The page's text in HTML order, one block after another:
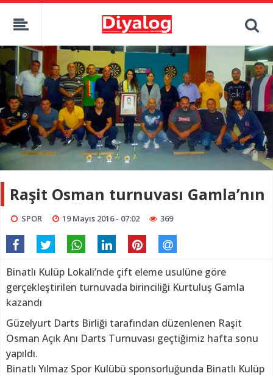
Raşit Osman turnuvası Gamla’nın
SPOR 19 Mayıs 2016 - 07:02 369
Binatlı Kulüp Lokali’nde çift eleme usulüne göre
gerçekleştirilen turnuvada birinciliği Kurtuluş Gamla
kazandı
Güzelyurt Darts Birliği tarafından düzenlenen Raşit
Osman Açık Anı Darts Turnuvası geçtiğimiz hafta sonu
yapıldı.
Binatlı Yılmaz Spor Kulübü sponsorluğunda Binatlı Kulüp